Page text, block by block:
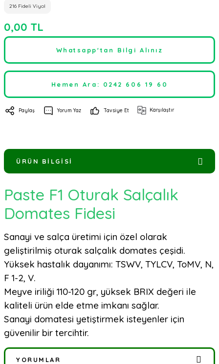
216 Fideli Viyol
0,00 TL
Whatsapp'tan Bilgi Alınız
Hemen Ara: 0242 606 19 60
Paylaş Yorum Yaz Tavsiye Et Karşılaştır
ÜRÜN BILGISI
Paste F1 Oturak Salçalık
Domates Fidesi
Sanayi ve salça üretimi için özel olarak
geliştirilmiş oturak salçalık domates çeşidi.
Yüksek hastalık dayanımı: TSWV, TYLCV, ToMV, N,
F 1-2, V.
Meyve iriliği 110-120 gr, yüksek BRIX değeri ile
kaliteli ürün elde etme imkanı sağlar.
Sanayi domatesi yetiştirmek isteyenler için
güvenilir bir tercihtir.
YORUMLAR